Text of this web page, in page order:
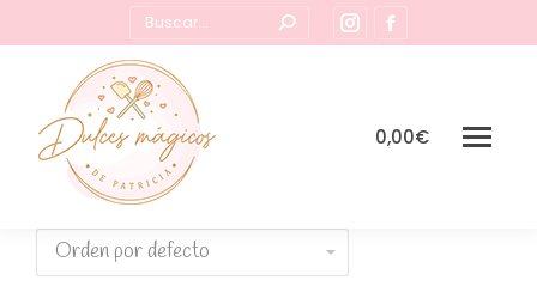
Buscar:
Instagram
page
new
page
in
0,00€